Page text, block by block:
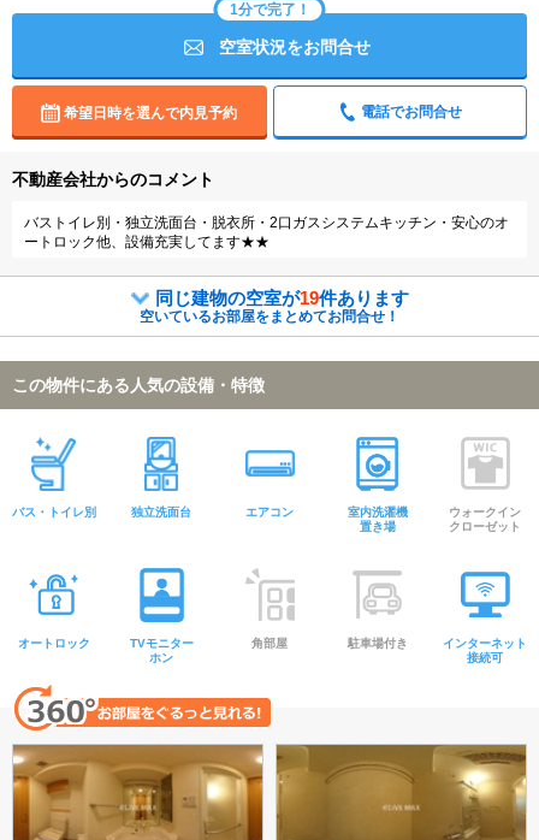
1分で完了！
空室状況をお問合せ
希望日時を選んで内見予約 電話でお問合せ
不動産会社からのコメント
バストイレ別・独立洗面台・脱衣所・2口ガスシステムキッチン・安心のオ
ートロック他、設備充実してます★★
同じ建物の空室が19件あります
空いているお部屋をまとめてお問合せ！
この物件にある人気の設備・特徴
バス・トイレ別 独立洗面台 エアコン
室内洗濯機
置き場
ウォークイン
クローゼット
オートロック
TVモニター
ホン
角部屋 駐車場付き
インターネット
接続可